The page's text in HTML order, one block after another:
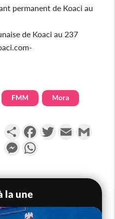
permanent de Koaci au
de Koaci au 237
FMM Mora
PartagerFacebookTwitterEmail
Messenger
la une